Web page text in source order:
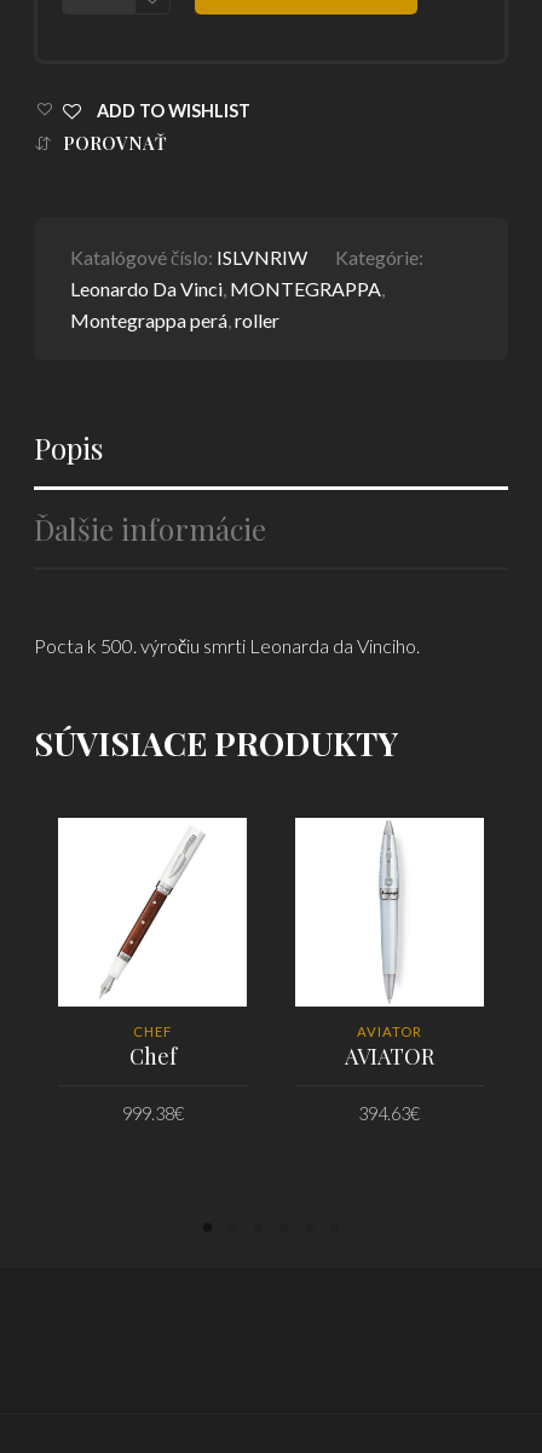
ADD TO WISHLIST
POROVNAŤ
Katalógové číslo: ISLVNRIW
Kategórie:
Leonardo Da Vinci MONTEGRAPPA
Montegrappa perá ,roller
Popis
Ďalšie informácie
Pocta k 500. výročiu smrti Leonarda da Vinciho.
SÚVISIACE PRODUKTY
CHEF
Chef
999.38€
AVIATOR
AVIATOR
394.63€